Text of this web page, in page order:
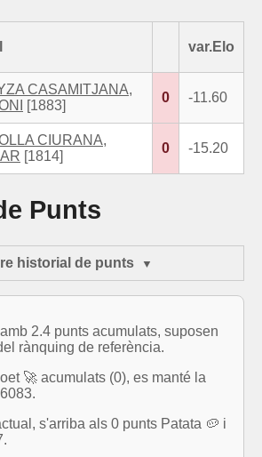
var.Elo
CASAMITJANA,
[1883]
0 -11.60
CIURANA,
[1814]
0 -15.20
Punts
historial de punts
2.4 punts acumulats, suposen
rànquing de referència.
🚀 acumulats (0), es manté la
s'arriba als 0 punts Patata 🥔 i